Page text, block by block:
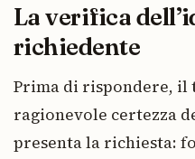
La verifica
richiedente
Prima di rispondere, il
ragionevole certezza
presenta la richiesta: